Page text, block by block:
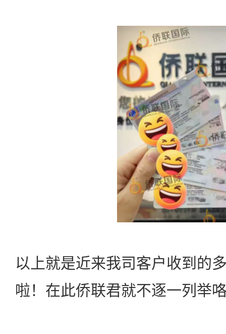
以上就是近来我司客户收到的
啦！在此侨联君就不逐一列举